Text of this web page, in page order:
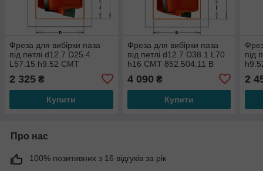
Фреза для вибірки паза
під петлі d12.7 D25.4
L57.15 h9.52 СМТ
2 325 ₴
Купити
Фреза для вибірки паза
під петлі d12.7 D38.1 L70
h16 СМТ 852.504.11 B
4 090 ₴
Купити
під
2
Про нас
100% позитивних з 16 відгуків за рік